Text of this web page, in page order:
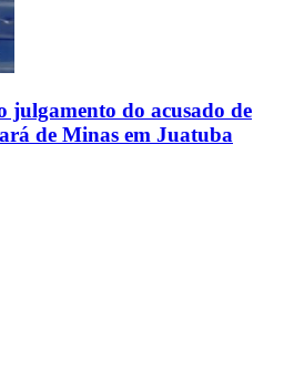
julgamento do acusado de
de Minas em Juatuba